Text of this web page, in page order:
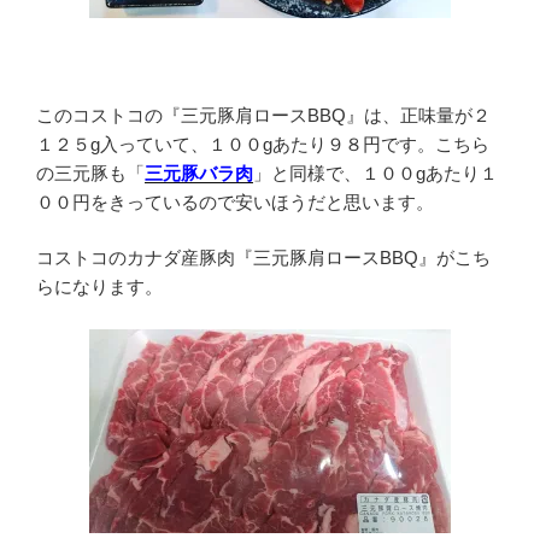
このコストコの『三元豚肩ロースBBQ』は、正味量が２
１２５g入っていて、１００gあたり９８円です。こちら
の三元豚も「三元豚バラ肉 」と同様で、１００gあたり１
００円をきっているので安いほうだと思います。
コストコのカナダ産豚肉『三元豚肩ロースBBQ』がこち
らになります。